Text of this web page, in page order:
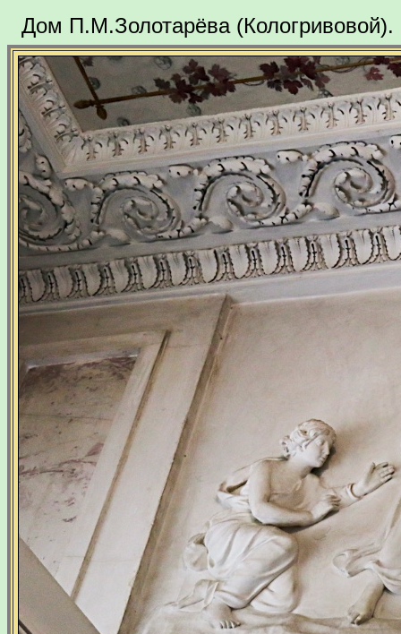
Дом П.М.Золотарёва